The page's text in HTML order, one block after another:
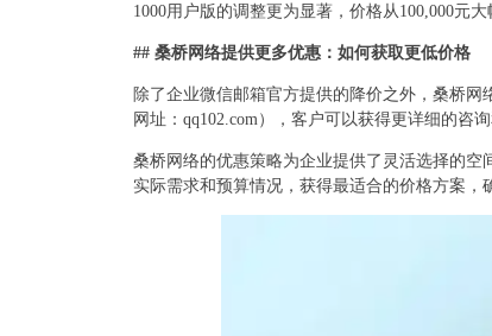
1000用户版的调整更为显著，价格从100,000元
## 桑桥网络提供更多优惠：如何获取更低价格
除了企业微信邮箱官方提供的降价之外，桑桥
网址：qq102.com），客户可以获得更详细的咨
桑桥网络的优惠策略为企业提供了灵活选择的
实际需求和预算情况，获得最适合的价格方案，